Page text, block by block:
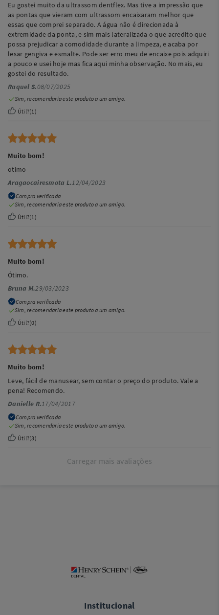
Eu gostei muito da ultrassom dentflex. Mas tive a impressão que
as pontas que vieram com ultrassom encaixaram melhor que
essas que comprei separado. A água não é direcionada à
extremidade da ponta, e sim mais lateralizada o que acredito que
possa prejudicar a comodidade durante a limpeza, e acaba por
lesar gengiva e esmalte. Pode ser erro meu de encaixe pois adquiri
a pouco e usei hoje mas fica aqui minha observação. No mais, eu
gostei do resultado.
Raquel S.08/07/2025
Sim, recomendaria este produto a um amigo.
Útil?(1)
Muito bom!
otimo
Aragaocairesmota L.12/04/2023
Compra verificada
Sim, recomendaria este produto a um amigo.
Útil?(1)
Muito bom!
Ótimo.
Bruna M.29/03/2023
Compra verificada
Sim, recomendaria este produto a um amigo.
Útil?(0)
Muito bom!
Leve, fácil de manusear, sem contar o preço do produto. Vale a
pena! Recomendo.
Danielle R.17/04/2017
Compra verificada
Sim, recomendaria este produto a um amigo.
Útil?(3)
Carregar mais avaliações
Institucional